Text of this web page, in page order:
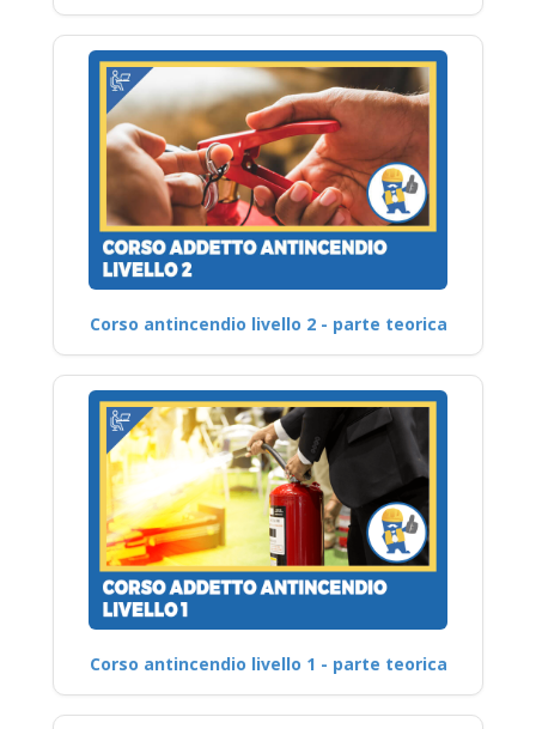
Corso antincendio livello 2 - parte teorica
Corso antincendio livello 1 - parte teorica